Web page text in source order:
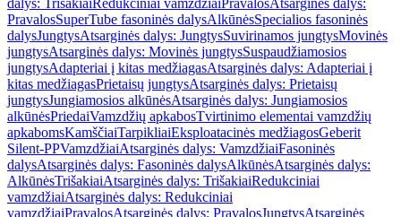
dalys: TrišakiaiRedukciniai vamzdžiaiPravalosAtsarginės dalys:
PravalosSuperTube fasoninės dalysAlkūnėsSpecialios fasoninės
dalysJungtysAtsarginės dalys: JungtysSuvirinamos jungtysMovinės
jungtysAtsarginės dalys: Movinės jungtysSuspaudžiamosios
jungtysAdapteriai į kitas medžiagasAtsarginės dalys: Adapteriai į
kitas medžiagasPrietaisų jungtysAtsarginės dalys: Prietaisų
jungtysJungiamosios alkūnėsAtsarginės dalys: Jungiamosios
alkūnėsPriedaiVamzdžių apkabosTvirtinimo elementai vamzdžių
apkabomsKamščiaiTarpikliaiEksploatacinės medžiagosGeberit
Silent-PPVamzdžiaiAtsarginės dalys: VamzdžiaiFasoninės
dalysAtsarginės dalys: Fasoninės dalysAlkūnėsAtsarginės dalys:
AlkūnėsTrišakiaiAtsarginės dalys: TrišakiaiRedukciniai
vamzdžiaiAtsarginės dalys: Redukciniai
vamzdžiaiPravalosAtsarginės dalys: PravalosJungtysAtsarginės